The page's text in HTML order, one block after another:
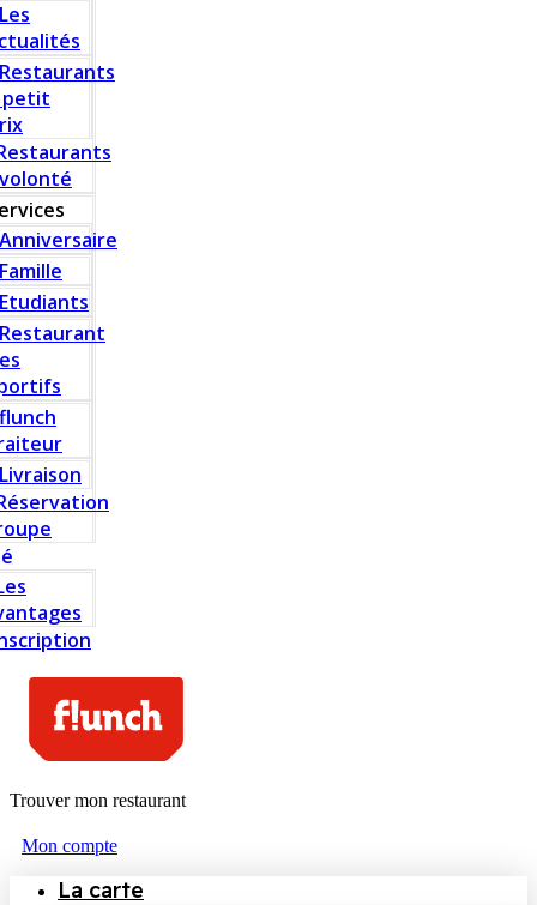
Les
Restaurants
petit
Anniversaire
Famille
Etudiants
Restaurant
flunch
Livraison
Trouver mon restaurant
Mon compte
La carte